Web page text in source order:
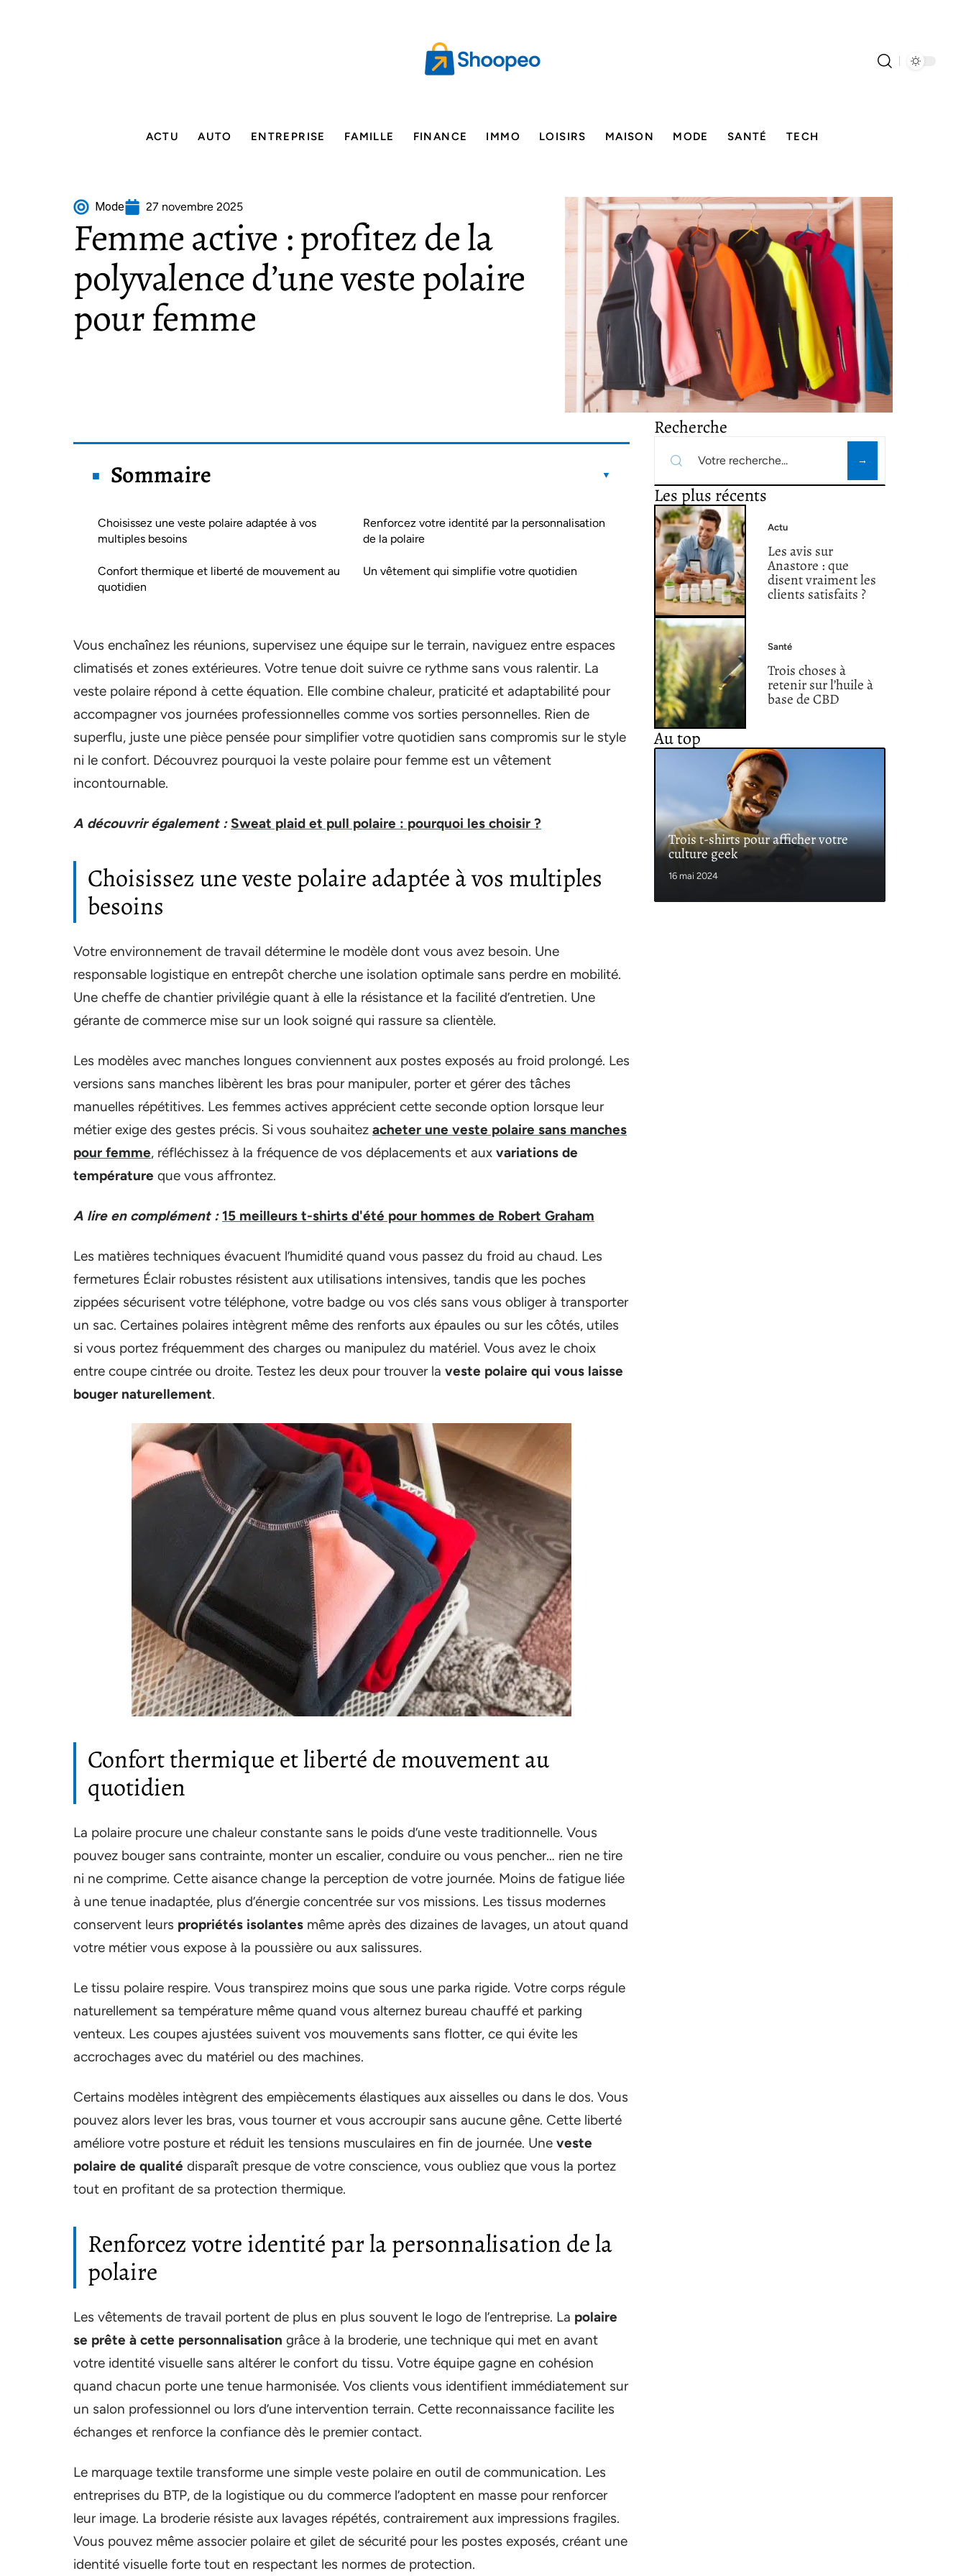
ACTU AUTO ENTREPRISE FAMILLE FINANCE IMMO LOISIRS MAISON MODE SANTÉ TECH
Mode 27 novembre 2025
Femme active : profitez de la
polyvalence d’une veste polaire
pour femme
Sommaire
Choisissez une veste polaire adaptée à vos
multiples besoins
Confort thermique et liberté de mouvement au
quotidien
Renforcez votre identité par la personnalisation
de la polaire
Un vêtement qui simplifie votre quotidien
Vous enchaînez les réunions, supervisez une équipe sur le terrain, naviguez entre espaces
climatisés et zones extérieures. Votre tenue doit suivre ce rythme sans vous ralentir. La
veste polaire répond à cette équation. Elle combine chaleur, praticité et adaptabilité pour
accompagner vos journées professionnelles comme vos sorties personnelles. Rien de
superflu, juste une pièce pensée pour simplifier votre quotidien sans compromis sur le style
ni le confort. Découvrez pourquoi la veste polaire pour femme est un vêtement
incontournable.
A découvrir également : Sweat plaid et pull polaire : pourquoi les choisir ?
Choisissez une veste polaire adaptée à vos multiples
besoins
Votre environnement de travail détermine le modèle dont vous avez besoin. Une
responsable logistique en entrepôt cherche une isolation optimale sans perdre en mobilité.
Une cheffe de chantier privilégie quant à elle la résistance et la facilité d’entretien. Une
gérante de commerce mise sur un look soigné qui rassure sa clientèle.
Les modèles avec manches longues conviennent aux postes exposés au froid prolongé. Les
versions sans manches libèrent les bras pour manipuler, porter et gérer des tâches
manuelles répétitives. Les femmes actives apprécient cette seconde option lorsque leur
métier exige des gestes précis. Si vous souhaitez acheter une veste polaire sans manches
pour femme, réfléchissez à la fréquence de vos déplacements et aux variations de
température que vous affrontez.
A lire en complément : 15 meilleurs t-shirts d'été pour hommes de Robert Graham
Les matières techniques évacuent l’humidité quand vous passez du froid au chaud. Les
fermetures Éclair robustes résistent aux utilisations intensives, tandis que les poches
zippées sécurisent votre téléphone, votre badge ou vos clés sans vous obliger à transporter
un sac. Certaines polaires intègrent même des renforts aux épaules ou sur les côtés, utiles
si vous portez fréquemment des charges ou manipulez du matériel. Vous avez le choix
entre coupe cintrée ou droite. Testez les deux pour trouver la veste polaire qui vous laisse
bouger naturellement.
Confort thermique et liberté de mouvement au
quotidien
La polaire procure une chaleur constante sans le poids d’une veste traditionnelle. Vous
pouvez bouger sans contrainte, monter un escalier, conduire ou vous pencher… rien ne tire
ni ne comprime. Cette aisance change la perception de votre journée. Moins de fatigue liée
à une tenue inadaptée, plus d’énergie concentrée sur vos missions. Les tissus modernes
conservent leurs propriétés isolantes même après des dizaines de lavages, un atout quand
votre métier vous expose à la poussière ou aux salissures.
Le tissu polaire respire. Vous transpirez moins que sous une parka rigide. Votre corps régule
naturellement sa température même quand vous alternez bureau chauffé et parking
venteux. Les coupes ajustées suivent vos mouvements sans flotter, ce qui évite les
accrochages avec du matériel ou des machines.
Certains modèles intègrent des empiècements élastiques aux aisselles ou dans le dos. Vous
pouvez alors lever les bras, vous tourner et vous accroupir sans aucune gêne. Cette liberté
améliore votre posture et réduit les tensions musculaires en fin de journée. Une veste
polaire de qualité disparaît presque de votre conscience, vous oubliez que vous la portez
tout en profitant de sa protection thermique.
Renforcez votre identité par la personnalisation de la
polaire
Les vêtements de travail portent de plus en plus souvent le logo de l’entreprise. La polaire
se prête à cette personnalisation grâce à la broderie, une technique qui met en avant
votre identité visuelle sans altérer le confort du tissu. Votre équipe gagne en cohésion
quand chacun porte une tenue harmonisée. Vos clients vous identifient immédiatement sur
un salon professionnel ou lors d’une intervention terrain. Cette reconnaissance facilite les
échanges et renforce la confiance dès le premier contact.
Le marquage textile transforme une simple veste polaire en outil de communication. Les
entreprises du BTP, de la logistique ou du commerce l’adoptent en masse pour renforcer
leur image. La broderie résiste aux lavages répétés, contrairement aux impressions fragiles.
Vous pouvez même associer polaire et gilet de sécurité pour les postes exposés, créant une
identité visuelle forte tout en respectant les normes de protection.
Recherche
Les plus récents
Actu
Les avis sur
Anastore : que
disent vraiment les
clients satisfaits ?
Santé
Trois choses à
retenir sur l’huile à
base de CBD
Au top
Trois t-shirts pour afficher votre
culture geek
16 mai 2024